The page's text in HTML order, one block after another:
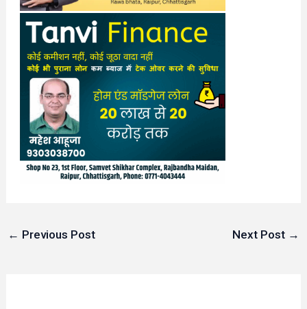
← Previous Post Next Post →